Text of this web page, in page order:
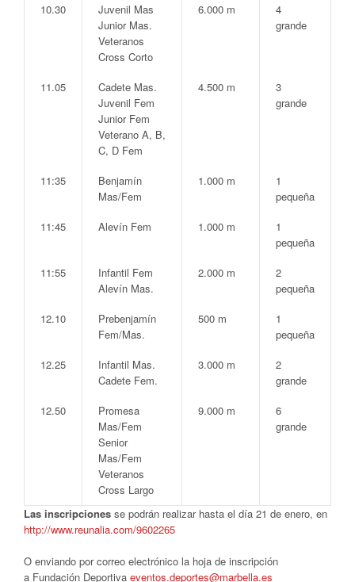
10.30
Juvenil Mas
Junior Mas.
Veteranos
Cross Corto
6.000 m
4
grande
11.05
Cadete Mas.
Juvenil Fem
Junior Fem
Veterano A, B,
C, D Fem
4.500 m
3
grande
11:35
Benjamín
Mas/Fem
1.000 m
1
pequeña
11:45
Alevín Fem 1.000 m
1
pequeña
11:55
Infantil Fem
Alevín Mas.
2.000 m
2
pequeña
12.10
Prebenjamín
Fem/Mas.
500 m
1
pequeña
12.25
Infantil Mas.
Cadete Fem.
3.000 m
2
grande
12.50
Promesa
Mas/Fem
Senior
Mas/Fem
Veteranos
Cross Largo
9.000 m
6
grande
Las inscripciones se podrán realizar hasta el día 21 de enero, en
http://www.reunalia.com/9602265
O enviando por correo electrónico la hoja de inscripción
a Fundación Deportiva eventos.deportes@marbella.es